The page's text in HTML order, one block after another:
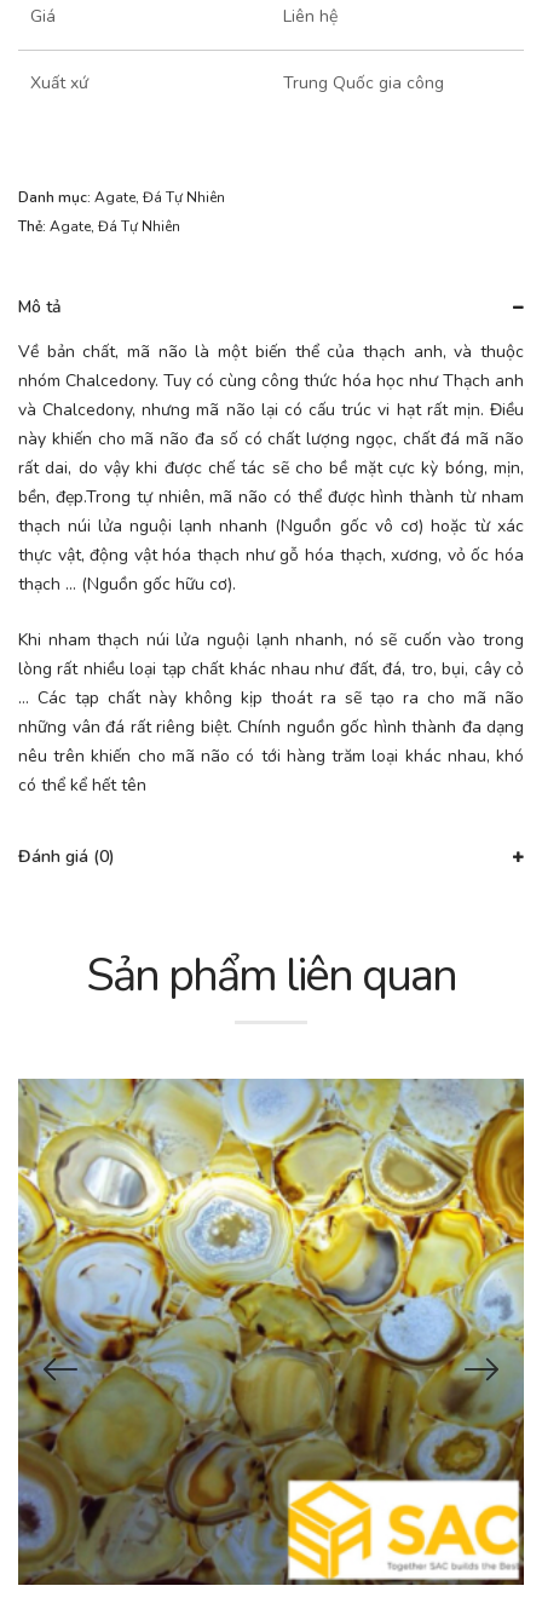
Giá Liên hệ
Xuất xứ Trung Quốc gia công
Danh mục: Agate, Đá Tự Nhiên
Thẻ: Agate, Đá Tự Nhiên
Mô tả
Về bản chất, mã não là một biến thể của thạch anh, và thuộc
nhóm Chalcedony. Tuy có cùng công thức hóa học như Thạch anh
và Chalcedony, nhưng mã não lại có cấu trúc vi hạt rất mịn. Điều
này khiến cho mã não đa số có chất lượng ngọc, chất đá mã não
rất dai, do vậy khi được chế tác sẽ cho bề mặt cực kỳ bóng, mịn,
bền, đẹp.Trong tự nhiên, mã não có thể được hình thành từ nham
thạch núi lửa nguội lạnh nhanh (Nguồn gốc vô cơ) hoặc từ xác
thực vật, động vật hóa thạch như gỗ hóa thạch, xương, vỏ ốc hóa
thạch … (Nguồn gốc hữu cơ).
Khi nham thạch núi lửa nguội lạnh nhanh, nó sẽ cuốn vào trong
lòng rất nhiều loại tạp chất khác nhau như đất, đá, tro, bụi, cây cỏ
… Các tạp chất này không kịp thoát ra sẽ tạo ra cho mã não
những vân đá rất riêng biệt. Chính nguồn gốc hình thành đa dạng
nêu trên khiến cho mã não có tới hàng trăm loại khác nhau, khó
có thể kể hết tên
Đánh giá (0)
Sản phẩm liên quan